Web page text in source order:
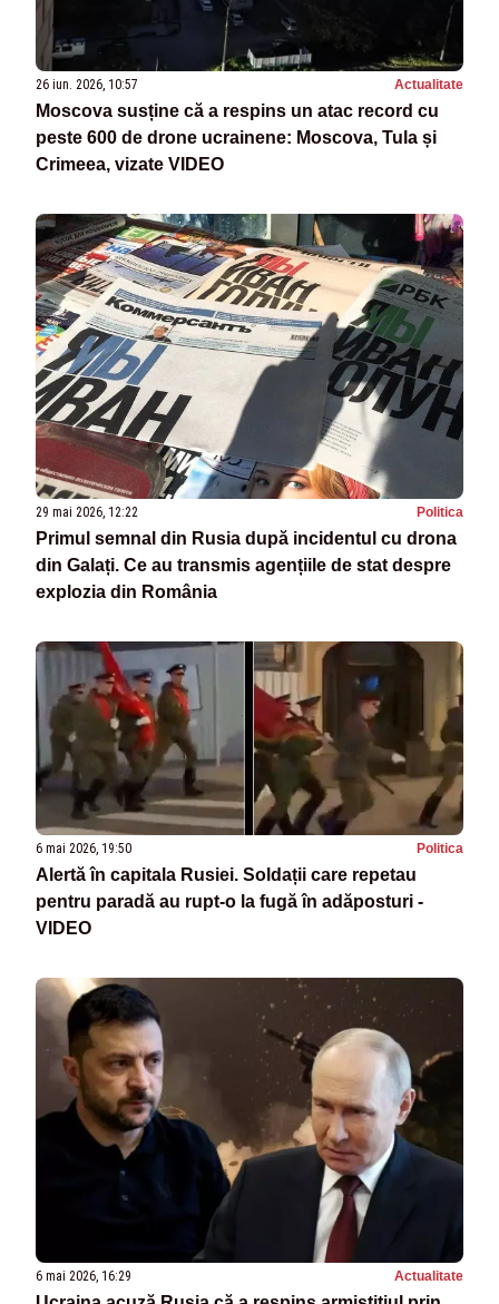
26 iun. 2026, 10:57 Actualitate
Moscova susține că a respins un atac record cu
peste 600 de drone ucrainene: Moscova, Tula și
Crimeea, vizate VIDEO
29 mai 2026, 12:22 Politica
Primul semnal din Rusia după incidentul cu drona
din Galați. Ce au transmis agențiile de stat despre
explozia din România
6 mai 2026, 19:50 Politica
Alertă în capitala Rusiei. Soldații care repetau
pentru paradă au rupt-o la fugă în adăposturi -
VIDEO
6 mai 2026, 16:29 Actualitate